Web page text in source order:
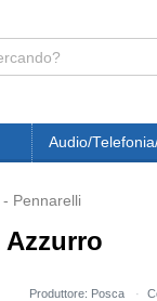
Audio/
Pennarelli
Azzurro
Produttore: Posca